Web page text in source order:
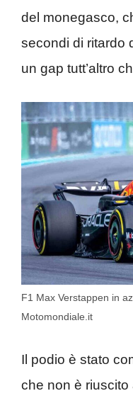
del monegasco,
secondi di ritardo
un gap tutt’altro
F1 Max Verstappen in
Motomondiale.it
Il podio è stato
che non è riuscito